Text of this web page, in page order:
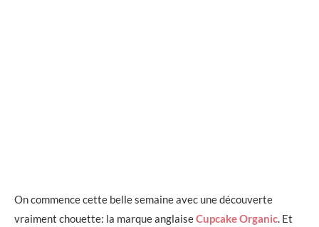
On commence cette belle semaine avec une découverte
vraiment chouette: la marque anglaiseCupcake Organic. Et